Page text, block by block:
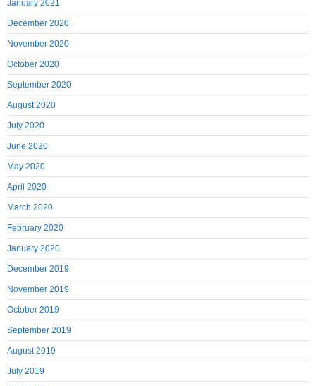
January 2021
December 2020
November 2020
October 2020
September 2020
August 2020
July 2020
June 2020
May 2020
April 2020
March 2020
February 2020
January 2020
December 2019
November 2019
October 2019
September 2019
August 2019
July 2019